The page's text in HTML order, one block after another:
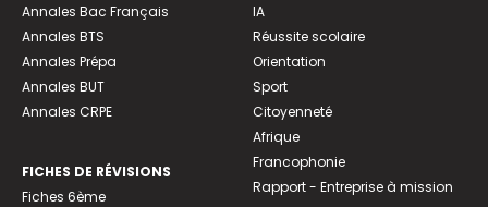
Annales Bac Français
Annales BTS
Annales Prépa
Annales BUT
Annales CRPE
FICHES DE RÉVISIONS
Fiches 6ème
IA
Réussite scolaire
Orientation
Sport
Citoyenneté
Afrique
Francophonie
Rapport - Entreprise à mission